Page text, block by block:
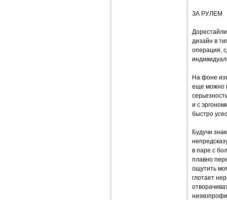
ЗА РУЛЕМ
дизайн в
операция,
На фоне
еще можно
и с
быстро
Будучи
в паре с
плавно
ощутить
глотает